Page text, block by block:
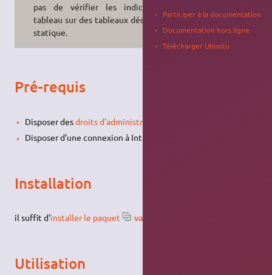
pas de vérifier les indices hors
tableau sur des tableaux déclarés en
statique.
Pré-requis
Disposer desdroits d'administration
Disposer d'une connexion à Internet configurée et activée.
Installation
il suffit d'installer le paquet valgrind
Utilisation
Participer à la documentation
Documentation hors ligne
Télécharger Ubuntu